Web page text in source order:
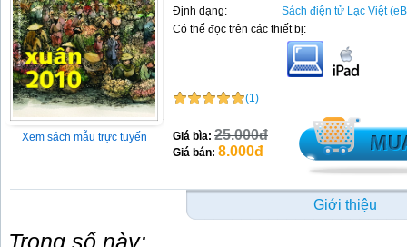
Xem sách mẫu trực tuyến
Định dạng:
Sách điện tử Lạc Việt
Có thể đọc trên các thiết bị:
(1)
Giá bìa: 25.000đ
Giá bán: 8.000đ
Giới thiệu
Trong số này: